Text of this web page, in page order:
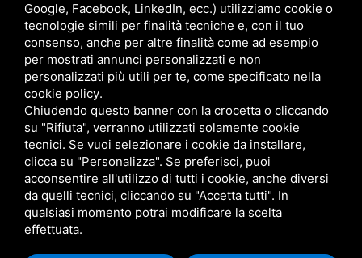
RADIO SOUND SNCVIALE PAPA GIOVANNI XXIII, 39, 44021 CODIGORO FE
D.L. 34/2019 EROG. PUBBLICHE
PRIVACY•SITEMAP• QUESTO SITO È PROTETTO DA GOOGLE RECAPTCHA
V3,PRIVACY POLICYETERMS OF SERVICEDI GOOGLE.
Google, Facebook, LinkedIn, ecc.) utilizziamo cookie o
tecnologie simili per finalità tecniche e, con il tuo
consenso, anche per altre finalità come ad esempio
per mostrati annunci personalizzati e non
personalizzati più utili per te, come specificato nella
cookie policy.
Chiudendo questo banner con la crocetta o cliccando
su "Rifiuta", verranno utilizzati solamente cookie
tecnici. Se vuoi selezionare i cookie da installare,
clicca su "Personalizza". Se preferisci, puoi
acconsentire all'utilizzo di tutti i cookie, anche diversi
da quelli tecnici, cliccando su "Accetta tutti". In
qualsiasi momento potrai modificare la scelta
effettuata.